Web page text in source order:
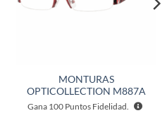
MONTURAS
OPTICOLLECTION M887A
Gana 100Puntos Fidelidad.